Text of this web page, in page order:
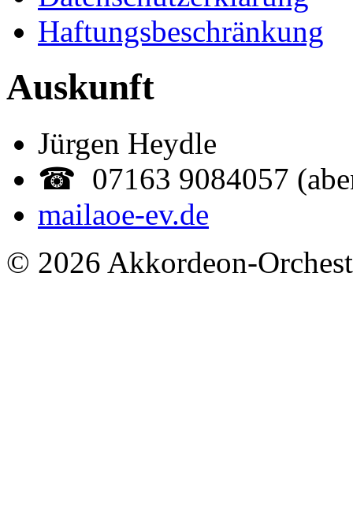
Haftungsbeschränkung
Auskunft
Jürgen Heydle
☎ 07163 9084057
mailaoe-ev.de
© 2026 Akkordeon-